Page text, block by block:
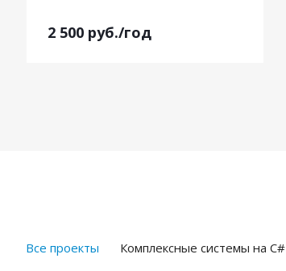
2 500 руб./год
Все проекты Комплексные системы на C#